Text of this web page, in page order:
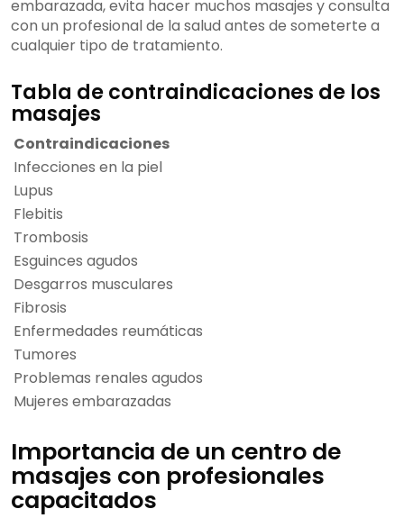
embarazada, evita hacer muchos masajes y consulta
con un profesional de la salud antes de someterte a
cualquier tipo de tratamiento.
Tabla de contraindicaciones de los
masajes
Contraindicaciones
Infecciones en la piel
Lupus
Flebitis
Trombosis
Esguinces agudos
Desgarros musculares
Fibrosis
Enfermedades reumáticas
Tumores
Problemas renales agudos
Mujeres embarazadas
Importancia de un centro de
masajes con profesionales
capacitados